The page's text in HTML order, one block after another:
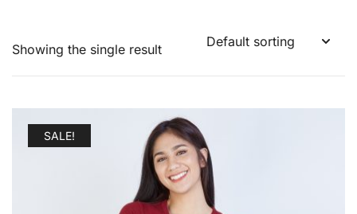
Showing the single result
SALE!